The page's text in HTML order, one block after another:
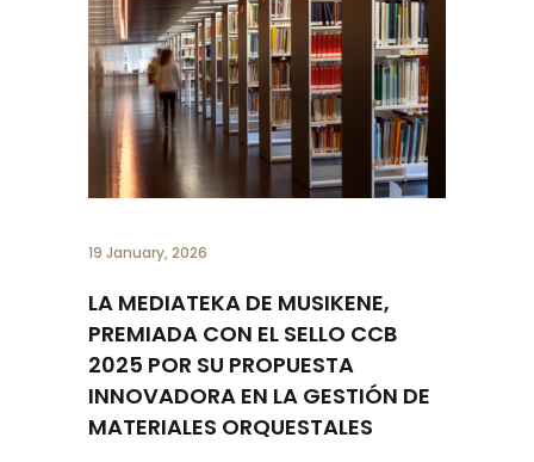
19 January, 2026
LA MEDIATEKA DE MUSIKENE,
PREMIADA CON EL SELLO CCB
2025 POR SU PROPUESTA
INNOVADORA EN LA GESTIÓN DE
MATERIALES ORQUESTALES